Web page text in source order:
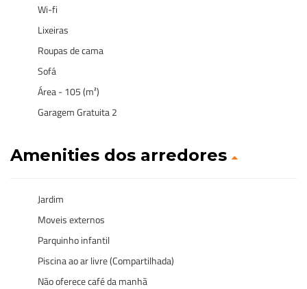
Wi-fi
Lixeiras
Roupas de cama
Sofá
Área - 105 (m²)
Garagem Gratuita 2
Amenities dos arredores
Jardim
Moveis externos
Parquinho infantil
Piscina ao ar livre (Compartilhada)
Não oferece café da manhã